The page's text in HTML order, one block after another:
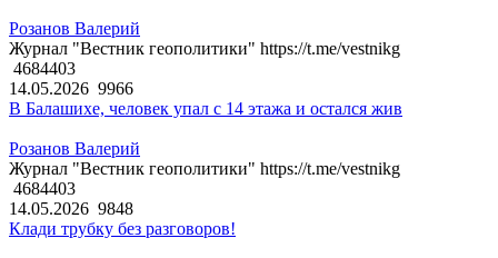
Розанов Валерий
Журнал "Вестник геополитики" https://t.me/vestnikg
4684403
14.05.2026 9966
В Балашихе, человек упал с 14 этажа и остался жив
Розанов Валерий
Журнал "Вестник геополитики" https://t.me/vestnikg
4684403
14.05.2026 9848
Клади трубку без разговоров!